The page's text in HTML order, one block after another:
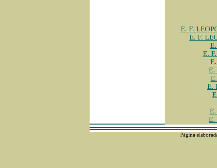
E. F.
E. F.
E.
E.
E.
E.
Página